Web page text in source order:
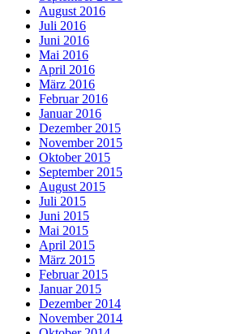
August 2016
Juli 2016
Juni 2016
Mai 2016
April 2016
März 2016
Februar 2016
Januar 2016
Dezember 2015
November 2015
Oktober 2015
September 2015
August 2015
Juli 2015
Juni 2015
Mai 2015
April 2015
März 2015
Februar 2015
Januar 2015
Dezember 2014
November 2014